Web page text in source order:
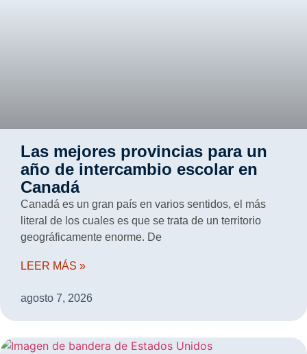
Las mejores provincias para un
año de intercambio escolar en
Canadá
Canadá es un gran país en varios sentidos, el más
literal de los cuales es que se trata de un territorio
geográficamente enorme. De
LEER MÁS »
agosto 7, 2026